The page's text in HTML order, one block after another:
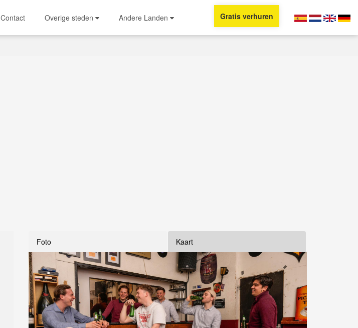
Contact Overige steden Andere Landen Gratis verhuren
Foto Kaart